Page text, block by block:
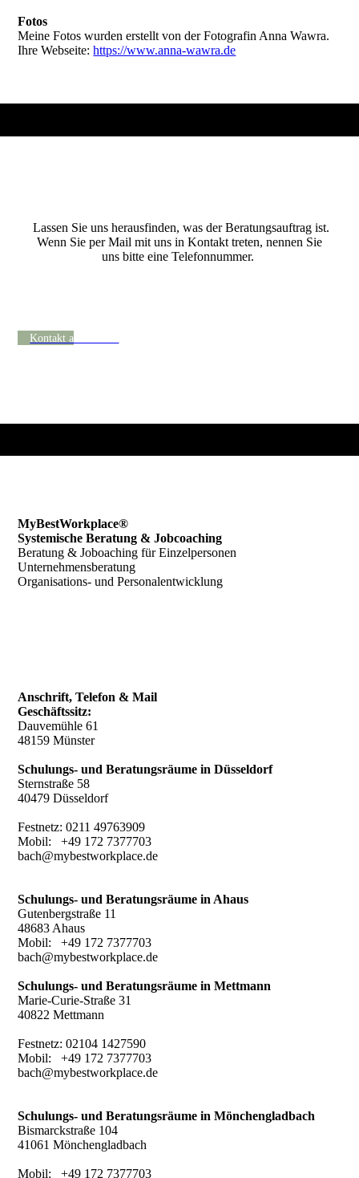
Fotos
Meine Fotos wurden erstellt von der Fotografin Anna Wawra.
Ihre Webseite:https://www.anna-wawra.de
Lassen Sie uns herausfinden, was der Beratungs­auftrag ist.
Wenn Sie per Mail mit uns in Kontakt treten, nennen Sie
uns bitte eine Telefonnummer.
Kontakt aufnehmen
MyBestWorkplace®
Systemische Beratung & Jobcoaching
Beratung & Joboaching für Einzelpersonen
Unternehmensberatung
Organisations- und Personalentwicklung
Anschrift, Telefon & Mail
Geschäftssitz:
Dauvemühle 61
48159 Münster
Schulungs- und Beratungsräume in Düsseldorf
Sternstraße 58
40479 Düsseldorf
Festnetz: 0211 49763909
Mobil: +49 172 7377703
bach@mybestworkplace.de
Schulungs- und Beratungsräume in Ahaus
Gutenbergstraße 11
48683 Ahaus
Mobil: +49 172 7377703
bach@mybestworkplace.de
Schulungs- und Beratungsräume in Mettmann
Marie-Curie-Straße 31
40822 Mettmann
Festnetz: 02104 1427590
Mobil: +49 172 7377703
bach@mybestworkplace.de
Schulungs- und Beratungsräume inMönchengladbach
Bismarckstraße 104
41061 Mönchengladbach
Mobil: +49 172 7377703